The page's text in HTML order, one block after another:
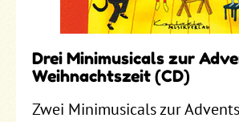
Drei Minimusicals zur
Weihnachtszeit (CD)
Zwei Minimusicals zur